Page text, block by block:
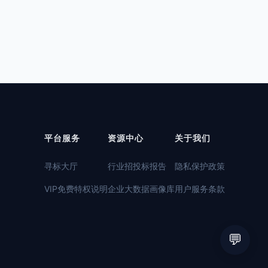
平台服务
寻标大厅
VIP免费特权说明
资源中心
行业招投标报告
企业大数据画像库
关于我们
隐私保护政策
用户服务条款
💬